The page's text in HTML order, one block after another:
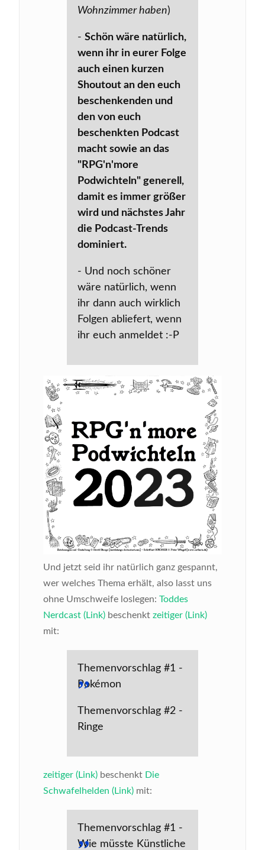
Wohnzimmer haben)
- Schön wäre natürlich,
wenn ihr in eurer Folge
auch einen kurzen
Shoutout an den euch
beschenkenden und
den von euch
beschenkten Podcast
macht sowie an das
"RPG'n'more
Podwichteln" generell,
damit es immer größer
wird und nächstes Jahr
die Podcast-Trends
dominiert.
- Und noch schöner
wäre natürlich, wenn
ihr dann auch wirklich
Folgen abliefert, wenn
ihr euch anmeldet :-P
Und jetzt seid ihr natürlich ganz gespannt,
wer welches Thema erhält, also lasst uns
ohne Umschweife loslegen: Toddes
Nerdcast (Link) beschenkt zeitiger (Link)
mit:
Themenvorschlag #1 -
Pokémon
Themenvorschlag #2 -
Ringe
zeitiger (Link) beschenkt Die
Schwafelhelden (Link) mit:
Themenvorschlag #1 -
Wie müsste Künstliche